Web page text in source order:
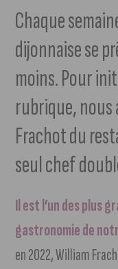
Chaque
dijonnaise se
moins. Pour
rubrique,
Frachot du
seul chef
Il est l’un des plus
gastronomie de
en 2022, William